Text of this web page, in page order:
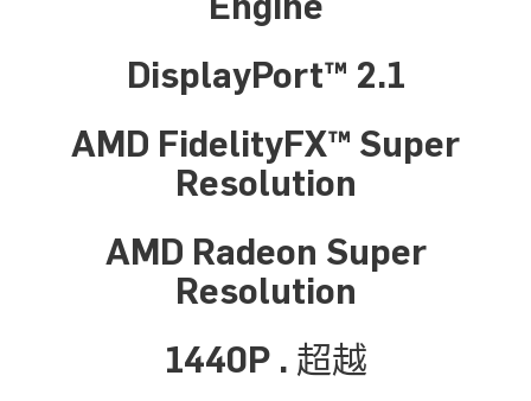
DisplayPort™ 2.1
AMD FidelityFX™ Super
Resolution
AMD Radeon Super
Resolution
1440P . 超越